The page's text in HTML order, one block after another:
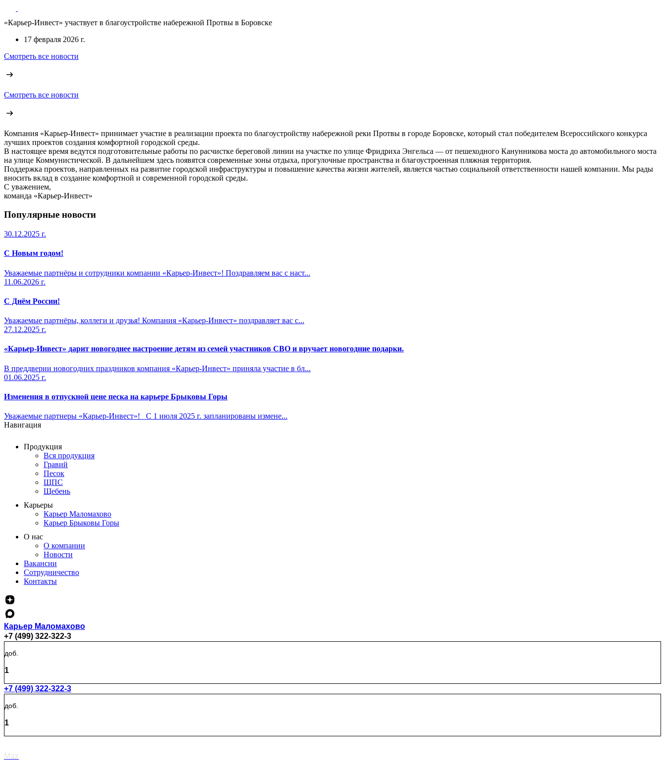
«Карьер-Инвест» участвует в благоустройстве набережной Протвы в Боровске
17 февраля 2026 г.
Смотреть все новости
Смотреть все новости
Компания «Карьер-Инвест» принимает участие в реализации проекта по благоустройству набережной реки Протвы в городе Боровске, который стал победителем Всероссийского конкурса
лучших проектов создания комфортной городской среды.
В настоящее время ведутся подготовительные работы по расчистке береговой линии на участке по улице Фридриха Энгельса — от пешеходного Канунникова моста до автомобильного моста
на улице Коммунистической. В дальнейшем здесь появятся современные зоны отдыха, прогулочные пространства и благоустроенная пляжная территория.
Поддержка проектов, направленных на развитие городской инфраструктуры и повышение качества жизни жителей, является частью социальной ответственности нашей компании. Мы рады
вносить вклад в создание комфортной и современной городской среды.
С уважением,
команда «Карьер-Инвест»
Популярные новости
30.12.2025 г.
С Новым годом!
Уважаемые партнёры и сотрудники компании «Карьер-Инвест»! Поздравляем вас с наст...
11.06.2026 г.
С Днём России!
Уважаемые партнёры, коллеги и друзья! Компания «Карьер-Инвест» поздравляет вас с...
27.12.2025 г.
«Карьер-Инвест» дарит новогоднее настроение детям из семей участников СВО и вручает новогодние подарки.
В преддверии новогодних праздников компания «Карьер-Инвест» приняла участие в бл...
01.06.2025 г.
Изменения в отпускной цене песка на карьере Брыковы Горы
Уважаемые партнеры «Карьер-Инвест»! С 1 июля 2025 г. запланированы измене...
Навигация
Продукция
Вся продукция
Гравий
Песок
ЩПС
Щебень
Карьеры
Карьер Маломахово
Карьер Брыковы Горы
О нас
О компании
Новости
Вакансии
Сотрудничество
Контакты
Карьер Маломахово
+7 (499) 322-322-3
доб.
1
+7 (499) 322-322-3
доб.
1
Max